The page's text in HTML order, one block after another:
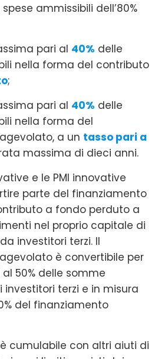
ammissibili dell’80%
pari al 40% delle
nella forma del contributo
;
pari al 40% delle
nella forma del
a un tasso pari a
massima di dieci anni.
e le PMI innovative
parte del finanziamento
a fondo perduto a
nel proprio capitale di
investitori terzi. Il
è convertibile per
50% delle somme
terzi e in misura
del finanziamento
è cumulabile con altri aiuti di